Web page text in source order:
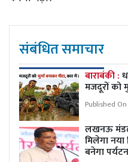
संबंधित समाचार
बाराबंकी :
मजदूरों को
Published
लखनऊ मंडल
मिलेगा
बनेगा